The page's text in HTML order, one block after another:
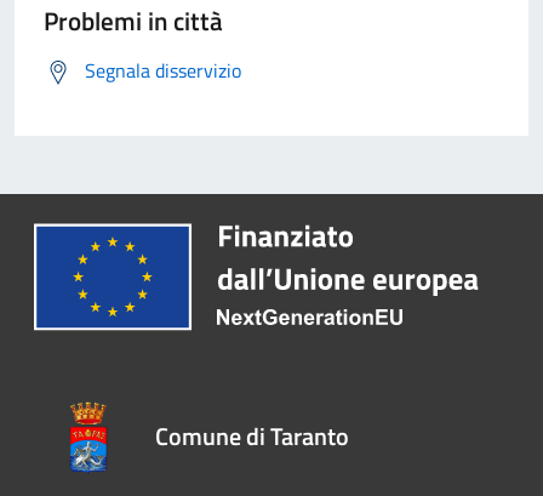
Problemi in città
Segnala disservizio
Comune di Taranto